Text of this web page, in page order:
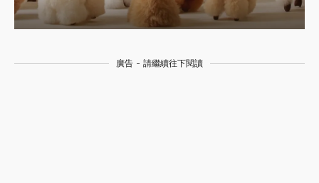
廣告 - 請繼續往下閱讀